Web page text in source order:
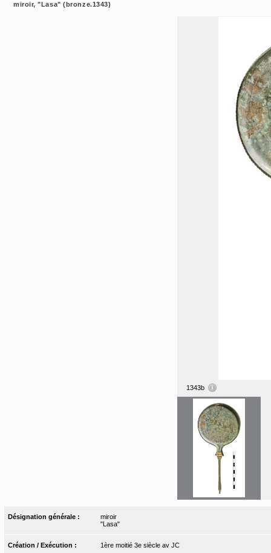
miroir, "Lasa" (bronze.1343)
1343b
Désignation générale :
miroir
"Lasa"
Création / Exécution : 1ère moitié 3e siècle av JC